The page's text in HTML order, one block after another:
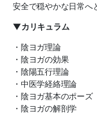
安全で穏やかな日常へ
▼カリキュラム
・陰ヨガ理論
・陰ヨガの効果
・陰陽五行理論
・中医学経絡理論
・陰ヨガ基本のポーズ
・陰ヨガの解剖学